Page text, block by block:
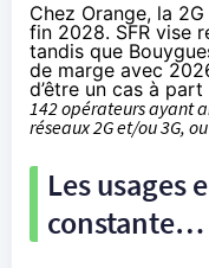
Chez Orange, la
fin 2028. SFR vise
tandis que
de marge avec
d’être un cas à part
142 opérateurs ayant
réseaux 2G et/ou 3G,
Les usages
constante…